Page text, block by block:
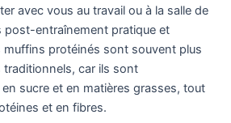
avec vous au travail ou à la salle de
post-entraînement pratique et
muffins protéinés sont souvent plus
traditionnels, car ils sont
sucre et en matières grasses, tout
et en fibres.